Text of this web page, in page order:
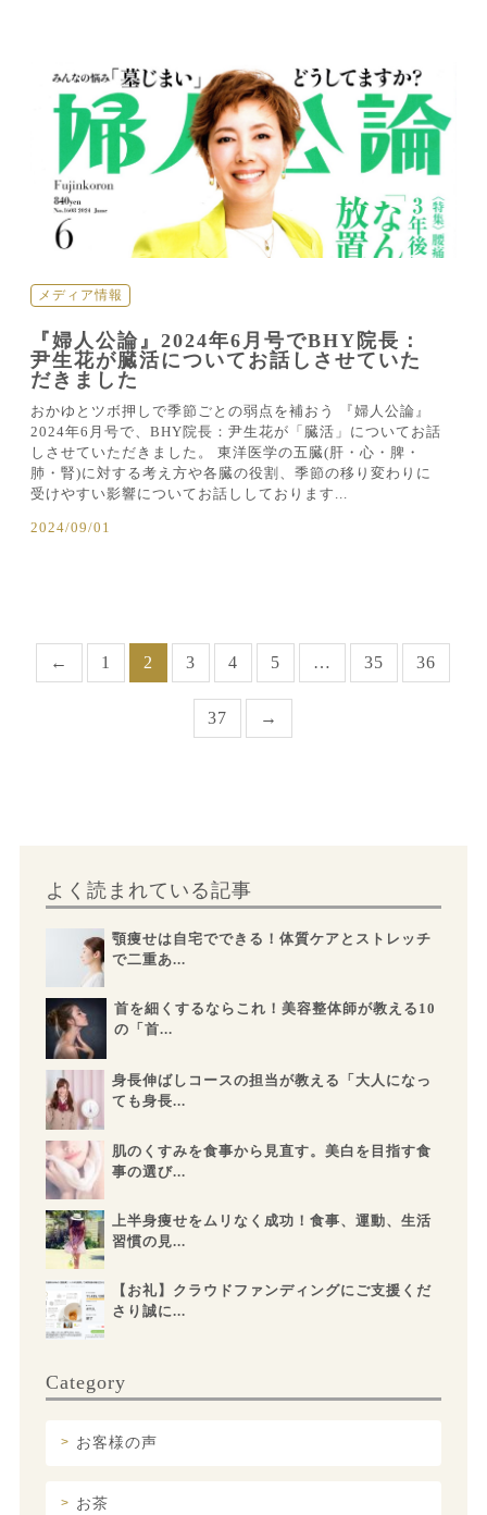
メディア情報
『婦人公論』2024年6月号でBHY院長：
尹生花が臓活についてお話しさせていた
だきました
おかゆとツボ押しで季節ごとの弱点を補おう 『婦人公論』
2024年6月号で、BHY院長：尹生花が「臓活」についてお話
しさせていただきました。 東洋医学の五臓(肝・心・脾・
肺・腎)に対する考え方や各臓の役割、季節の移り変わりに
受けやすい影響についてお話ししております...
2024/09/01
← 1 2 3 4 5 … 35 36
37 →
よく読まれている記事
顎痩せは自宅でできる！体質ケアとストレッチ
で二重あ...
首を細くするならこれ！美容整体師が教える10
の「首...
身長伸ばしコースの担当が教える「大人になっ
ても身長...
肌のくすみを食事から見直す。美白を目指す食
事の選び...
上半身痩せをムリなく成功！食事、運動、生活
習慣の見...
【お礼】クラウドファンディングにご支援くだ
さり誠に...
Category
お客様の声
お茶